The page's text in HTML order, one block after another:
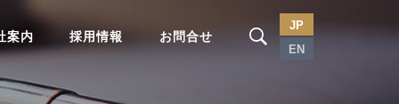
案内 採用情報 お問合せ
JP
EN